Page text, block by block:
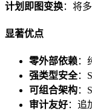
计划即图变换：将
显著优点
零外部依赖：
强类型安全：
可组合架构：
审计友好：追